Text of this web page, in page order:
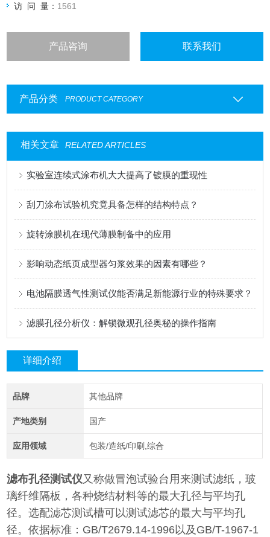
访 问 量： 1561
产品咨询 联系我们
产品分类 PRODUCT CATEGORY
相关文章 RELATED ARTICLES
实验室连续式涂布机大大提高了镀膜的重现性
刮刀涂布试验机究竟具备怎样的结构特点？
旋转涂膜机在现代薄膜制备中的应用
影响动态纸页成型器匀浆效果的因素有哪些？
电池隔膜透气性测试仪能否满足新能源行业的特殊要求？
滤膜孔径分析仪：解锁微观孔径奥秘的操作指南
详细介绍
品牌 其他品牌
产地类别 国产
应用领域 包装/造纸/印刷,综合
滤布孔径测试仪又称做冒泡试验台用来测试滤纸，玻
璃纤维隔板，各种烧结材料等的最大孔径与平均孔
径。选配滤芯测试槽可以测试滤芯的最大与平均孔
径。依据标准：GB/T2679.14-1996以及GB/T-1967-1